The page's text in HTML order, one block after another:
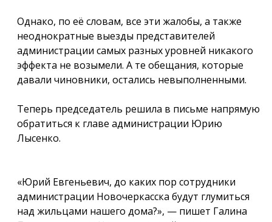
Однако, по её словам, все эти жалобы, а также
неоднократные выезды представителей
администрации самых разных уровней никакого
эффекта не возымели. А те обещания, которые
давали чиновники, остались невыполненными.
Теперь председатель решила в письме напрямую
обратиться к главе администрации Юрию
Лысенко.
«Юрий Евгеньевич, до каких пор сотрудники
администрации Новочеркасска будут глумиться
над жильцами нашего дома?», — пишет Галина